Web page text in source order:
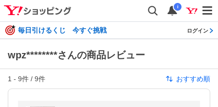
i
毎日引けるくじ 今すぐ挑戦 ログイン
wpz********さんの商品レビュー
1 - 9件 / 9件 おすすめ順